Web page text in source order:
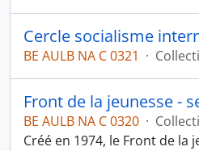
Cercle socialisme
BE AULB NA C 0321 ·
Front de la jeunesse -
BE AULB NA C 0320 ·
Créé en 1974, le Front de la